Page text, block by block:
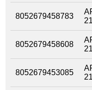
8052679458783
8052679458608
8052679453085